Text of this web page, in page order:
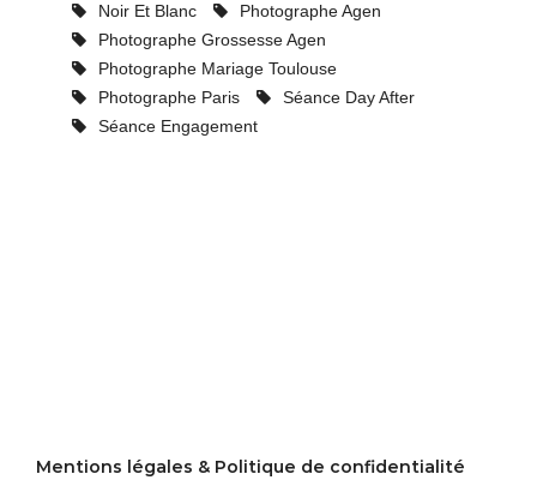
Noir Et Blanc
Photographe Agen
Photographe Grossesse Agen
Photographe Mariage Toulouse
Photographe Paris
Séance Day After
Séance Engagement
Mentions légales & Politique de confidentialité